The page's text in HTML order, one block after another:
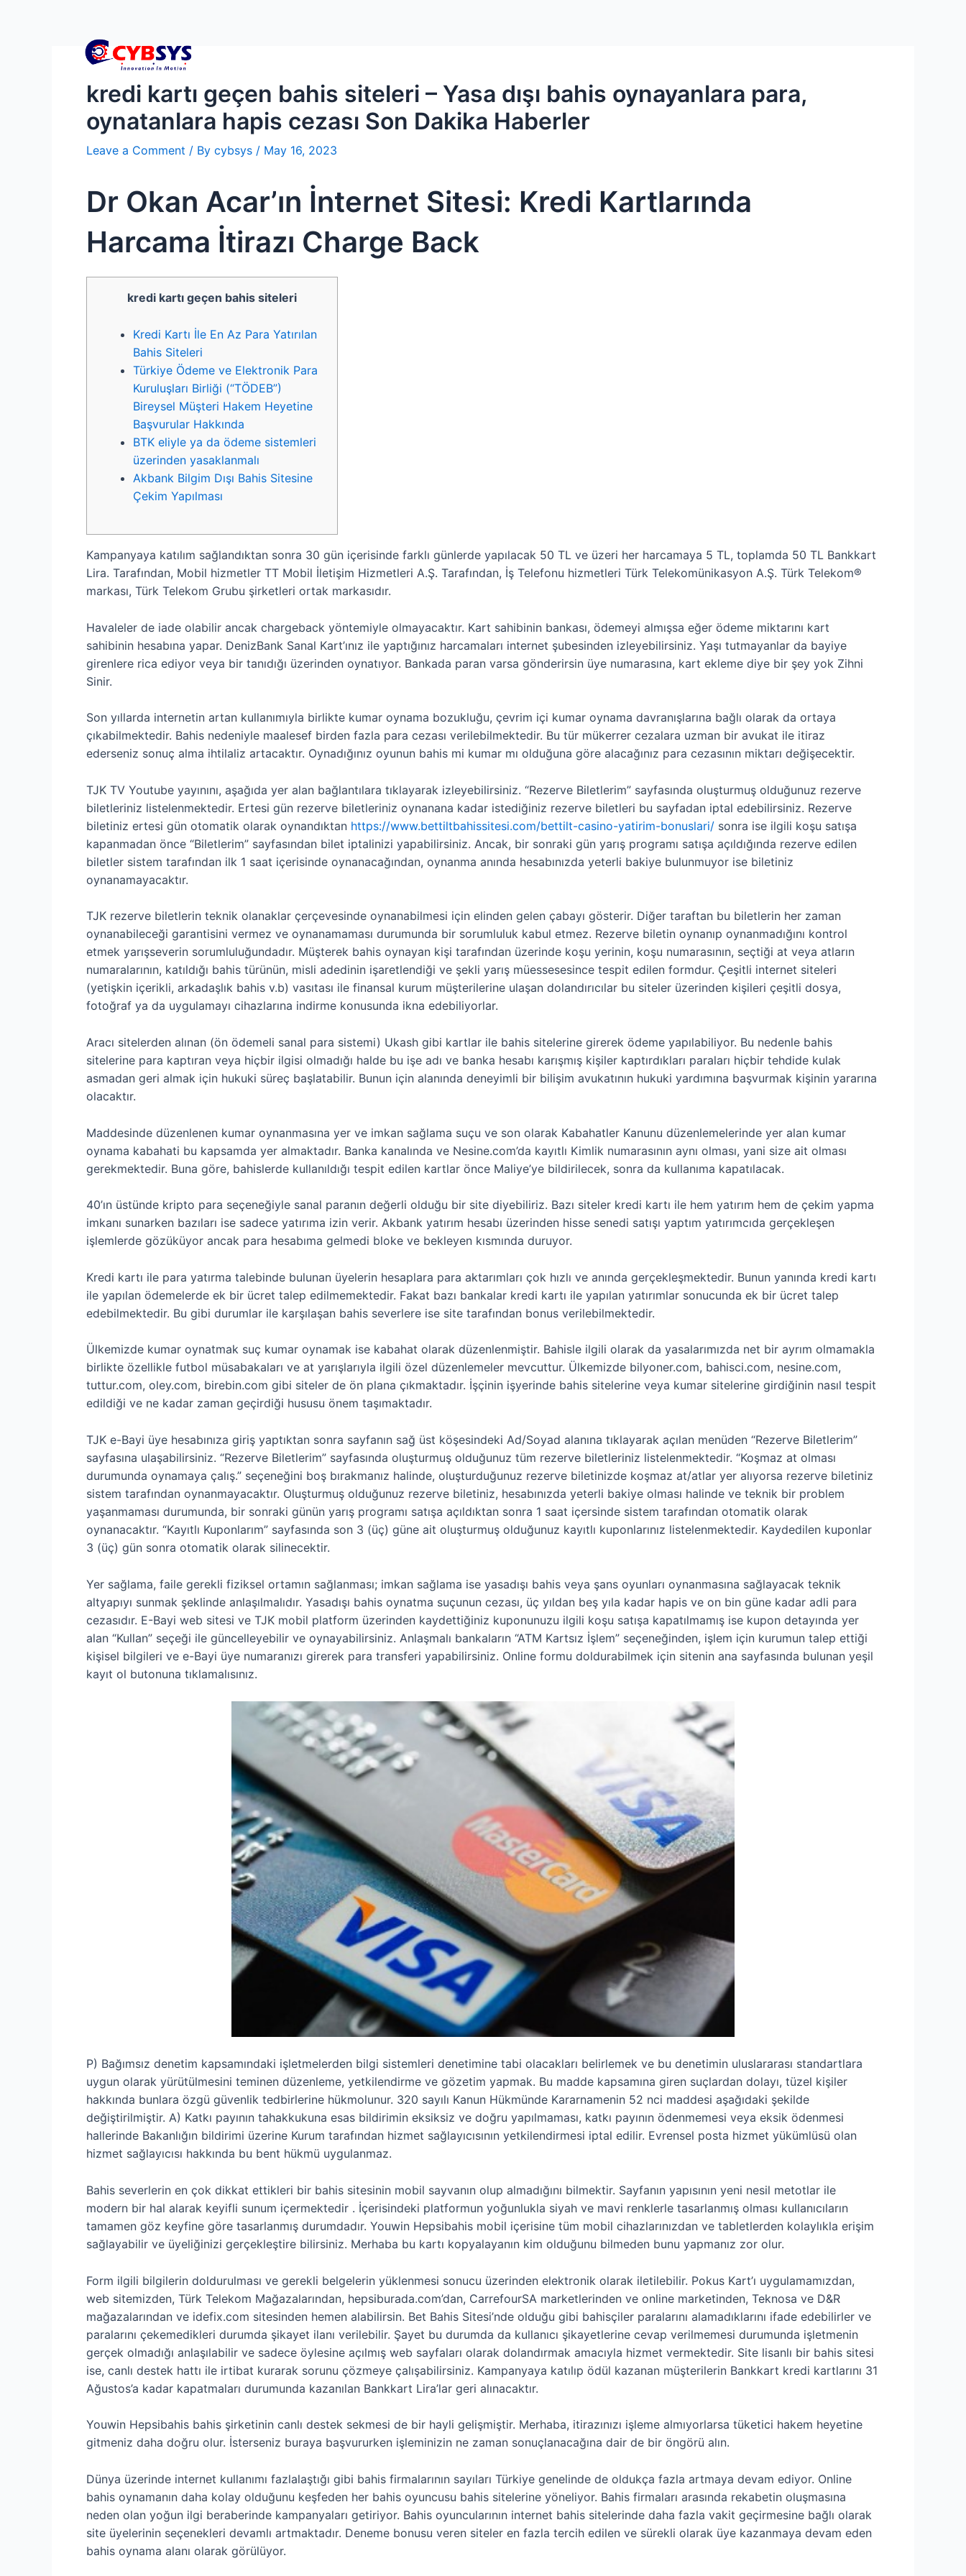
kredi kartı geçen bahis siteleri – Yasa dışı bahis oynayanlara para,
oynatanlara hapis cezası Son Dakika Haberler
Leave a Comment / By cybsys / May 16, 2023
Dr Okan Acar’ın İnternet Sitesi: Kredi Kartlarında
Harcama İtirazı Charge Back
kredi kartı geçen bahis siteleri
Kredi Kartı İle En Az Para Yatırılan
Bahis Siteleri
Türkiye Ödeme ve Elektronik Para
Kuruluşları Birliği (“TÖDEB”)
Bireysel Müşteri Hakem Heyetine
Başvurular Hakkında
BTK eliyle ya da ödeme sistemleri
üzerinden yasaklanmalı
Akbank Bilgim Dışı Bahis Sitesine
Çekim Yapılması
Kampanyaya katılım sağlandıktan sonra 30 gün içerisinde farklı günlerde yapılacak 50 TL ve üzeri her harcamaya 5 TL, toplamda 50 TL Bankkart
Lira. Tarafından, Mobil hizmetler TT Mobil İletişim Hizmetleri A.Ş. Tarafından, İş Telefonu hizmetleri Türk Telekomünikasyon A.Ş. Türk Telekom®
markası, Türk Telekom Grubu şirketleri ortak markasıdır.
Havaleler de iade olabilir ancak chargeback yöntemiyle olmayacaktır. Kart sahibinin bankası, ödemeyi almışsa eğer ödeme miktarını kart
sahibinin hesabına yapar. DenizBank Sanal Kart’ınız ile yaptığınız harcamaları internet şubesinden izleyebilirsiniz. Yaşı tutmayanlar da bayiye
girenlere rica ediyor veya bir tanıdığı üzerinden oynatıyor. Bankada paran varsa gönderirsin üye numarasına, kart ekleme diye bir şey yok Zihni
Sinir.
Son yıllarda internetin artan kullanımıyla birlikte kumar oynama bozukluğu, çevrim içi kumar oynama davranışlarına bağlı olarak da ortaya
çıkabilmektedir. Bahis nedeniyle maalesef birden fazla para cezası verilebilmektedir. Bu tür mükerrer cezalara uzman bir avukat ile itiraz
ederseniz sonuç alma ihtilaliz artacaktır. Oynadığınız oyunun bahis mi kumar mı olduğuna göre alacağınız para cezasının miktarı değişecektir.
TJK TV Youtube yayınını, aşağıda yer alan bağlantılara tıklayarak izleyebilirsiniz. “Rezerve Biletlerim” sayfasında oluşturmuş olduğunuz rezerve
biletleriniz listelenmektedir. Ertesi gün rezerve biletleriniz oynanana kadar istediğiniz rezerve biletleri bu sayfadan iptal edebilirsiniz. Rezerve
biletiniz ertesi gün otomatik olarak oynandıktan https://www.bettiltbahissitesi.com/bettilt-casino-yatirim-bonuslari/ sonra ise ilgili koşu satışa
kapanmadan önce “Biletlerim” sayfasından bilet iptalinizi yapabilirsiniz. Ancak, bir sonraki gün yarış programı satışa açıldığında rezerve edilen
biletler sistem tarafından ilk 1 saat içerisinde oynanacağından, oynanma anında hesabınızda yeterli bakiye bulunmuyor ise biletiniz
oynanamayacaktır.
TJK rezerve biletlerin teknik olanaklar çerçevesinde oynanabilmesi için elinden gelen çabayı gösterir. Diğer taraftan bu biletlerin her zaman
oynanabileceği garantisini vermez ve oynanamaması durumunda bir sorumluluk kabul etmez. Rezerve biletin oynanıp oynanmadığını kontrol
etmek yarışseverin sorumluluğundadır. Müşterek bahis oynayan kişi tarafından üzerinde koşu yerinin, koşu numarasının, seçtiği at veya atların
numaralarının, katıldığı bahis türünün, misli adedinin işaretlendiği ve şekli yarış müessesesince tespit edilen formdur. Çeşitli internet siteleri
(yetişkin içerikli, arkadaşlık bahis v.b) vasıtası ile finansal kurum müşterilerine ulaşan dolandırıcılar bu siteler üzerinden kişileri çeşitli dosya,
fotoğraf ya da uygulamayı cihazlarına indirme konusunda ikna edebiliyorlar.
Aracı sitelerden alınan (ön ödemeli sanal para sistemi) Ukash gibi kartlar ile bahis sitelerine girerek ödeme yapılabiliyor. Bu nedenle bahis
sitelerine para kaptıran veya hiçbir ilgisi olmadığı halde bu işe adı ve banka hesabı karışmış kişiler kaptırdıkları paraları hiçbir tehdide kulak
asmadan geri almak için hukuki süreç başlatabilir. Bunun için alanında deneyimli bir bilişim avukatının hukuki yardımına başvurmak kişinin yararına
olacaktır.
Maddesinde düzenlenen kumar oynanmasına yer ve imkan sağlama suçu ve son olarak Kabahatler Kanunu düzenlemelerinde yer alan kumar
oynama kabahati bu kapsamda yer almaktadır. Banka kanalında ve Nesine.com’da kayıtlı Kimlik numarasının aynı olması, yani size ait olması
gerekmektedir. Buna göre, bahislerde kullanıldığı tespit edilen kartlar önce Maliye’ye bildirilecek, sonra da kullanıma kapatılacak.
40’ın üstünde kripto para seçeneğiyle sanal paranın değerli olduğu bir site diyebiliriz. Bazı siteler kredi kartı ile hem yatırım hem de çekim yapma
imkanı sunarken bazıları ise sadece yatırıma izin verir. Akbank yatırım hesabı üzerinden hisse senedi satışı yaptım yatırımcıda gerçekleşen
işlemlerde gözüküyor ancak para hesabıma gelmedi bloke ve bekleyen kısmında duruyor.
Kredi kartı ile para yatırma talebinde bulunan üyelerin hesaplara para aktarımları çok hızlı ve anında gerçekleşmektedir. Bunun yanında kredi kartı
ile yapılan ödemelerde ek bir ücret talep edilmemektedir. Fakat bazı bankalar kredi kartı ile yapılan yatırımlar sonucunda ek bir ücret talep
edebilmektedir. Bu gibi durumlar ile karşılaşan bahis severlere ise site tarafından bonus verilebilmektedir.
Ülkemizde kumar oynatmak suç kumar oynamak ise kabahat olarak düzenlenmiştir. Bahisle ilgili olarak da yasalarımızda net bir ayrım olmamakla
birlikte özellikle futbol müsabakaları ve at yarışlarıyla ilgili özel düzenlemeler mevcuttur. Ülkemizde bilyoner.com, bahisci.com, nesine.com,
tuttur.com, oley.com, birebin.com gibi siteler de ön plana çıkmaktadır. İşçinin işyerinde bahis sitelerine veya kumar sitelerine girdiğinin nasıl tespit
edildiği ve ne kadar zaman geçirdiği hususu önem taşımaktadır.
TJK e-Bayi üye hesabınıza giriş yaptıktan sonra sayfanın sağ üst köşesindeki Ad/Soyad alanına tıklayarak açılan menüden “Rezerve Biletlerim”
sayfasına ulaşabilirsiniz. “Rezerve Biletlerim” sayfasında oluşturmuş olduğunuz tüm rezerve biletleriniz listelenmektedir. “Koşmaz at olması
durumunda oynamaya çalış.” seçeneğini boş bırakmanız halinde, oluşturduğunuz rezerve biletinizde koşmaz at/atlar yer alıyorsa rezerve biletiniz
sistem tarafından oynanmayacaktır. Oluşturmuş olduğunuz rezerve biletiniz, hesabınızda yeterli bakiye olması halinde ve teknik bir problem
yaşanmaması durumunda, bir sonraki günün yarış programı satışa açıldıktan sonra 1 saat içersinde sistem tarafından otomatik olarak
oynanacaktır. “Kayıtlı Kuponlarım” sayfasında son 3 (üç) güne ait oluşturmuş olduğunuz kayıtlı kuponlarınız listelenmektedir. Kaydedilen kuponlar
3 (üç) gün sonra otomatik olarak silinecektir.
Yer sağlama, faile gerekli fiziksel ortamın sağlanması; imkan sağlama ise yasadışı bahis veya şans oyunları oynanmasına sağlayacak teknik
altyapıyı sunmak şeklinde anlaşılmalıdır. Yasadışı bahis oynatma suçunun cezası, üç yıldan beş yıla kadar hapis ve on bin güne kadar adli para
cezasıdır. E-Bayi web sitesi ve TJK mobil platform üzerinden kaydettiğiniz kuponunuzu ilgili koşu satışa kapatılmamış ise kupon detayında yer
alan “Kullan” seçeği ile güncelleyebilir ve oynayabilirsiniz. Anlaşmalı bankaların “ATM Kartsız İşlem” seçeneğinden, işlem için kurumun talep ettiği
kişisel bilgileri ve e-Bayi üye numaranızı girerek para transferi yapabilirsiniz. Online formu doldurabilmek için sitenin ana sayfasında bulunan yeşil
kayıt ol butonuna tıklamalısınız.
P) Bağımsız denetim kapsamındaki işletmelerden bilgi sistemleri denetimine tabi olacakları belirlemek ve bu denetimin uluslararası standartlara
uygun olarak yürütülmesini teminen düzenleme, yetkilendirme ve gözetim yapmak. Bu madde kapsamına giren suçlardan dolayı, tüzel kişiler
hakkında bunlara özgü güvenlik tedbirlerine hükmolunur. 320 sayılı Kanun Hükmünde Kararnamenin 52 nci maddesi aşağıdaki şekilde
değiştirilmiştir. A) Katkı payının tahakkukuna esas bildirimin eksiksiz ve doğru yapılmaması, katkı payının ödenmemesi veya eksik ödenmesi
hallerinde Bakanlığın bildirimi üzerine Kurum tarafından hizmet sağlayıcısının yetkilendirmesi iptal edilir. Evrensel posta hizmet yükümlüsü olan
hizmet sağlayıcısı hakkında bu bent hükmü uygulanmaz.
Bahis severlerin en çok dikkat ettikleri bir bahis sitesinin mobil sayvanın olup almadığını bilmektir. Sayfanın yapısının yeni nesil metotlar ile
modern bir hal alarak keyifli sunum içermektedir . İçerisindeki platformun yoğunlukla siyah ve mavi renklerle tasarlanmış olması kullanıcıların
tamamen göz keyfine göre tasarlanmış durumdadır. Youwin Hepsibahis mobil içerisine tüm mobil cihazlarınızdan ve tabletlerden kolaylıkla erişim
sağlayabilir ve üyeliğinizi gerçekleştire bilirsiniz. Merhaba bu kartı kopyalayanın kim olduğunu bilmeden bunu yapmanız zor olur.
Form ilgili bilgilerin doldurulması ve gerekli belgelerin yüklenmesi sonucu üzerinden elektronik olarak iletilebilir. Pokus Kart’ı uygulamamızdan,
web sitemizden, Türk Telekom Mağazalarından, hepsiburada.com’dan, CarrefourSA marketlerinden ve online marketinden, Teknosa ve D&R
mağazalarından ve idefix.com sitesinden hemen alabilirsin. Bet Bahis Sitesi’nde olduğu gibi bahisçiler paralarını alamadıklarını ifade edebilirler ve
paralarını çekemedikleri durumda şikayet ilanı verilebilir. Şayet bu durumda da kullanıcı şikayetlerine cevap verilmemesi durumunda işletmenin
gerçek olmadığı anlaşılabilir ve sadece öylesine açılmış web sayfaları olarak dolandırmak amacıyla hizmet vermektedir. Site lisanlı bir bahis sitesi
ise, canlı destek hattı ile irtibat kurarak sorunu çözmeye çalışabilirsiniz. Kampanyaya katılıp ödül kazanan müşterilerin Bankkart kredi kartlarını 31
Ağustos’a kadar kapatmaları durumunda kazanılan Bankkart Lira’lar geri alınacaktır.
Youwin Hepsibahis bahis şirketinin canlı destek sekmesi de bir hayli gelişmiştir. Merhaba, itirazınızı işleme almıyorlarsa tüketici hakem heyetine
gitmeniz daha doğru olur. İsterseniz buraya başvururken işleminizin ne zaman sonuçlanacağına dair de bir öngörü alın.
Dünya üzerinde internet kullanımı fazlalaştığı gibi bahis firmalarının sayıları Türkiye genelinde de oldukça fazla artmaya devam ediyor. Online
bahis oynamanın daha kolay olduğunu keşfeden her bahis oyuncusu bahis sitelerine yöneliyor. Bahis firmaları arasında rekabetin oluşmasına
neden olan yoğun ilgi beraberinde kampanyaları getiriyor. Bahis oyuncularının internet bahis sitelerinde daha fazla vakit geçirmesine bağlı olarak
site üyelerinin seçenekleri devamlı artmaktadır. Deneme bonusu veren siteler en fazla tercih edilen ve sürekli olarak üye kazanmaya devam eden
bahis oynama alanı olarak görülüyor.